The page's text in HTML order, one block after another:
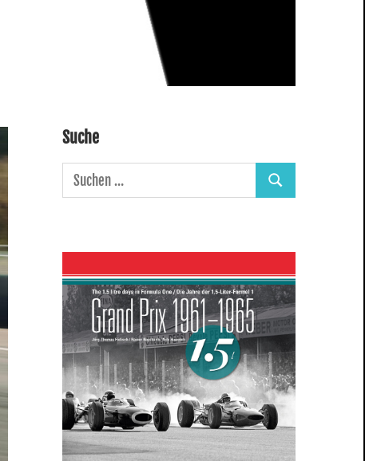
Suche
Suchen
nach:
Suchen